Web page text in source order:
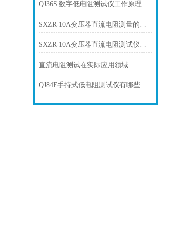
QJ36S 数字低电阻测试仪工作原理
SXZR-10A变压器直流电阻测量的方法
SXZR-10A变压器直流电阻测试仪在试验操作细节
直流电阻测试在实际应用领域
QJ84E手持式低电阻测试仪有哪些特点